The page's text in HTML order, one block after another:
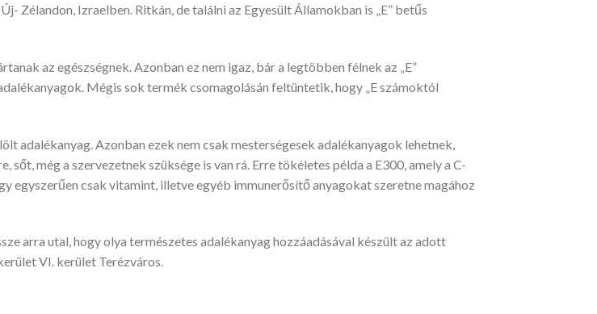
Zélandon, Izraelben. Ritkán, de találni az Egyesült Államokban is „E” betűs
az egészségnek. Azonban ez nem igaz, bár a legtöbben félnek az „E”
Mégis sok termék csomagolásán feltüntetik, hogy „E számoktól
adalékanyag. Azonban ezek nem csak mesterségesek adalékanyagok lehetnek,
sőt, még a szervezetnek szüksége is van rá. Erre tökéletes példa a E300, amely a C-
egyszerűen csak vitamint, illetve egyéb immunerősítő anyagokat szeretne magához
arra utal, hogy olya természetes adalékanyag hozzáadásával készült az adott
VI. kerület Terézváros.